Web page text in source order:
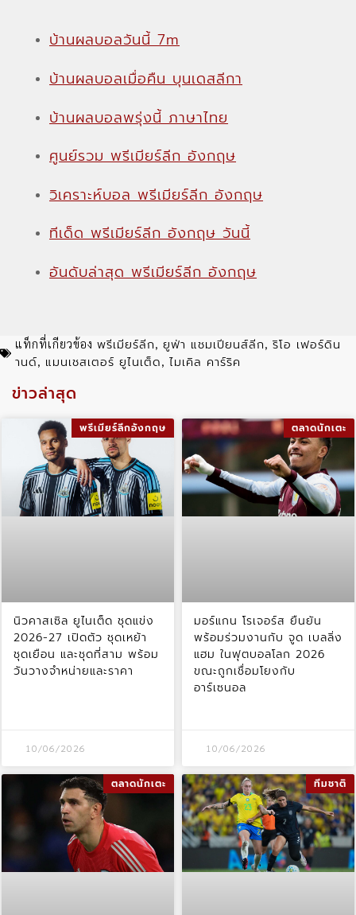
บ้านผลบอลวันนี้ 7m
บ้านผลบอลเมื่อคืน บุนเดสลีกา
บ้านผลบอลพรุ่งนี้ ภาษาไทย
ศูนย์รวม พรีเมียร์ลีก อังกฤษ
วิเคราะห์บอล พรีเมียร์ลีก อังกฤษ
ทีเด็ด พรีเมียร์ลีก อังกฤษ วันนี้
อันดับล่าสุด พรีเมียร์ลีก อังกฤษ
แท็กที่เกียวข้อง พรีเมียร์ลีก, ยูฟ่า แชมเปียนส์ลีก, ริโอ เฟอร์ดิน
านด์, แมนเชสเตอร์ ยูไนเต็ด, ไมเคิล คาร์ริค
ข่าวล่าสุด
พรีเมียร์ลีกอังกฤษ
นิวคาสเซิล ยูไนเต็ด ชุดแข่ง
2026-27 เปิดตัว ชุดเหย้า
ชุดเยือน และชุดที่สาม พร้อม
วันวางจำหน่ายและราคา
10/06/2026
ตลาดนักเตะ
มอร์แกน โรเจอร์ส ยืนยัน
พร้อมร่วมงานกับ จูด เบลลิ่ง
แฮม ในฟุตบอลโลก 2026
ขณะถูกเชื่อมโยงกับ
อาร์เซนอล
10/06/2026
ตลาดนักเตะ ทีมชาติ